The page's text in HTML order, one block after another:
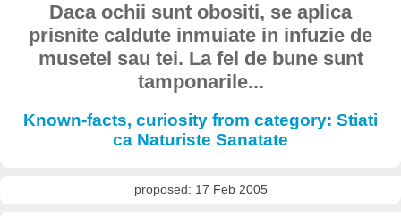
Daca ochii sunt obositi, se aplica
prisnite caldute inmuiate in infuzie de
musetel sau tei. La fel de bune sunt
tamponarile...
Known-facts, curiosity from category: Stiati
ca Naturiste Sanatate
proposed: 17 Feb 2005